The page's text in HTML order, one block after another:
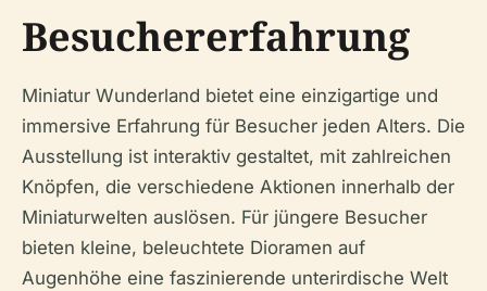
Besuchererfahrung
Miniatur Wunderland bietet eine einzigartige und
immersive Erfahrung für Besucher jeden Alters. Die
Ausstellung ist interaktiv gestaltet, mit zahlreichen
Knöpfen, die verschiedene Aktionen innerhalb der
Miniaturwelten auslösen. Für jüngere Besucher
bieten kleine, beleuchtete Dioramen auf
Augenhöhe eine faszinierende unterirdische Welt